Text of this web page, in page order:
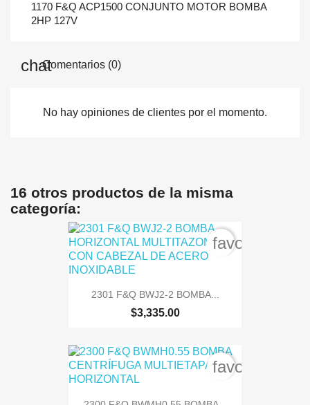
1170 F&Q ACP1500 CONJUNTO MOTOR BOMBA
2HP 127V
Comentarios (0)
No hay opiniones de clientes por el momento.
16 otros productos de la misma
categoría:
2301 F&Q BWJ2-2 BOMBA...
$3,335.00